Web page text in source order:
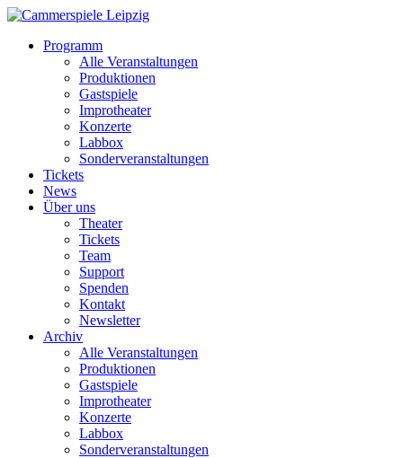
Programm
Alle Veranstaltungen
Produktionen
Gastspiele
Improtheater
Konzerte
Labbox
Sonderveranstaltungen
Tickets
News
Über uns
Theater
Tickets
Team
Support
Spenden
Kontakt
Newsletter
Archiv
Alle Veranstaltungen
Produktionen
Gastspiele
Improtheater
Konzerte
Labbox
Sonderveranstaltungen